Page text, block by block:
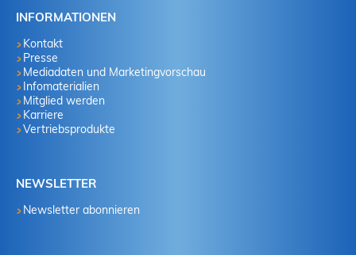
INFORMATIONEN
Kontakt
Presse
Mediadaten und Marketingvorschau
Infomaterialien
Mitglied werden
Karriere
Vertriebsprodukte
NEWSLETTER
Newsletter abonnieren